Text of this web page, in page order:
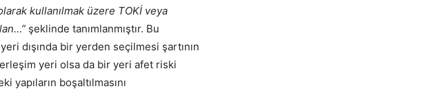
kullanılmak üzere TOKİ veya
şeklinde tanımlanmıştır. Bu
dışında bir yerden seçilmesi şartının
yeri olsa da bir yeri afet riski
yapıların boşaltılmasını